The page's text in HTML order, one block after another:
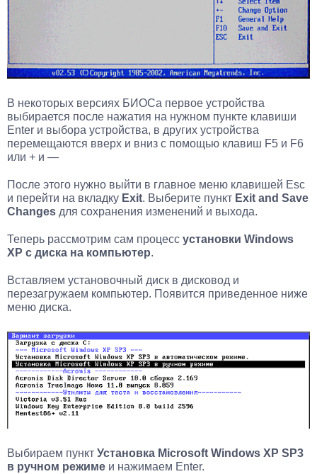
В некоторых версиях БИОСа первое устройства
выбирается после нажатия на нужном пункте клавиши
Enter и выбора устройства, в других устройства
перемещаются вверх и вниз с помощью клавиш F5 и F6
или + и —
После этого нужно выйти в главное меню клавишей Esc
и перейти на вкладку Exit. Выберите пункт Exit and Save
Changes для сохранения изменений и выхода.
Теперь рассмотрим сам процесс установки Windows
XP с диска на компьютер.
Вставляем установочный диск в дисковод и
перезагружаем компьютер. Появится приведенное ниже
меню диска.
Выбираем пункт Установка Microsoft Windows XP SP3
в ручном режиме и нажимаем Enter.